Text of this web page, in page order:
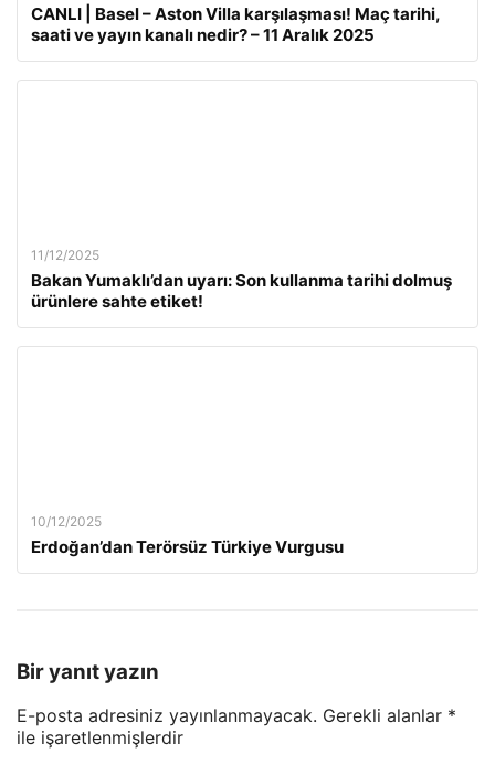
CANLI | Basel – Aston Villa karşılaşması! Maç tarihi,
saati ve yayın kanalı nedir? – 11 Aralık 2025
11/12/2025
Bakan Yumaklı’dan uyarı: Son kullanma tarihi dolmuş
ürünlere sahte etiket!
10/12/2025
Erdoğan’dan Terörsüz Türkiye Vurgusu
Bir yanıt yazın
E-posta adresiniz yayınlanmayacak. Gerekli alanlar *
ile işaretlenmişlerdir